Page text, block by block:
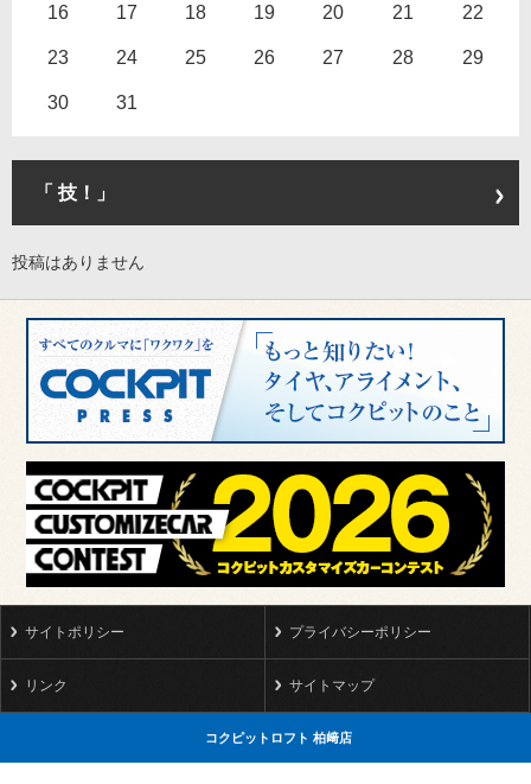
16 17 18 19 20 21 22
23 24 25 26 27 28 29
30 31
「 技！」
投稿はありません
サイトポリシー プライバシーポリシー
リンク サイトマップ
コクピットロフト 柏﨑店